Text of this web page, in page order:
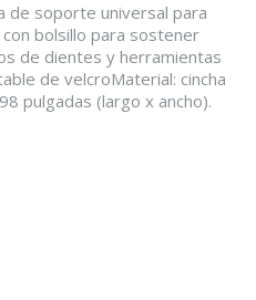
de soporte universal para
bolsillo para sostener
de dientes y herramientas
de velcroMaterial: cincha
pulgadas (largo x ancho).